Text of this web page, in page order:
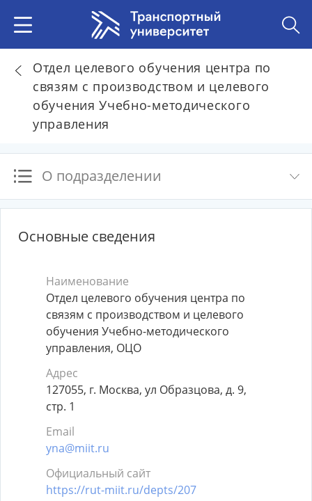
Отдел целевого обучения центра по
связям с производством и целевого
обучения Учебно-методического
управления
О подразделении
Основные сведения
Наименование
Отдел целевого обучения центра по
связям с производством и целевого
обучения Учебно-методического
управления, ОЦО
Адрес
127055, г. Москва, ул Образцова, д. 9,
стр. 1
Email
yna@miit.ru
Официальный сайт
https://rut-miit.ru/depts/207